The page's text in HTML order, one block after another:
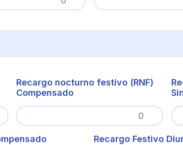
Recargo nocturno festivo (RNF)
Compensado
Recargo Festivo